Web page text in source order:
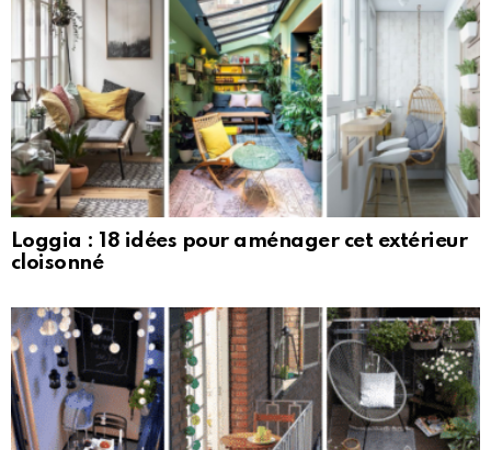
Loggia : 18 idées pour aménager cet extérieur
cloisonné